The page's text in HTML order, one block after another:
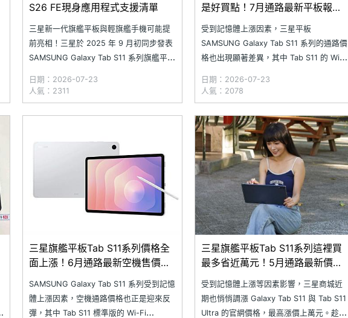
S26 FE現身應用程式支援清單
三星新一代旗艦平板與輕旗艦手機可能提
前亮相！三星於 2025 年 9 月初同步發表
SAMSUNG Galaxy Tab S11 系列旗艦平板
Google 應用程式的產品清單中，已出現
SAMSUNG Galaxy Tab S12 系列與 Galax
日期：2026-07-23
人氣：2311
是好買點！7月通路最新平板報價
受到記憶體上漲因素，三星平板
SAMSUNG Galaxy Tab S11 系列的通路價
格也出現顯著差異，其中 Tab S11 的 Wi-
價格還要便宜 1,000 元，但對比漲價前的
價差實在縮水很多。儘管目前 Tab S11 系
列的整體價格都比原價
日期：2026-07-23
人氣：2078
三星旗艦平板Tab S11系列價格全
面上漲！6月通路最新空機售價一
SAMSUNG Galaxy Tab S11 系列受到記憶
體上漲因素，空機通路價格也正是迎來反
彈，其中 Tab S11 標準版的 Wi-Fi
三星旗艦平板Tab S11系列這裡買
最多省近萬元！5月通路最新價格
受到記憶體上漲等因素影響，三星商城近
期也悄悄調漲 Galaxy Tab S11 與 Tab S11
Ultra 的官網價格，最高漲價上萬元。趁通